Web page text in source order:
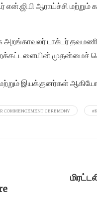
என்.ஜி.பி ஆராய்ச்சி
அறங்காவலர் டாக்டர்
அறக்கட்டளையின்
இயக்குனர்கள்
COMMENCEMENT CEREMONY